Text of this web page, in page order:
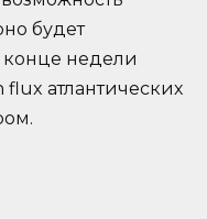
будет
конце недели
атлантических